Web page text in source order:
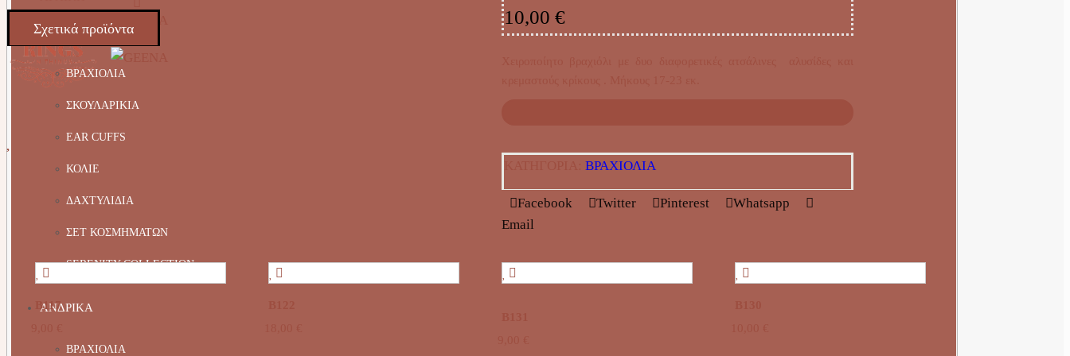
ΚΟΣΜΗΜΑΤΑ
ΒΡΑΧΙΟΛΙΑ
ΣΚΟΥΛΑΡΙΚΙΑ
EAR CUFFS
ΚΟΛΙΕ
ΔΑΧΤΥΛΙΔΙΑ
ΣΕΤ ΚΟΣΜΗΜΑΤΩΝ
SERENITY COLLECTION
ΑΝΔΡΙΚΑ
ΒΡΑΧΙΟΛΙΑ
10,00 €
ΒΡΑΧΙΟΛΙΑ
Facebook Twitter Pinterest
Whatsapp
Email
Σχετικά προϊόντα
Β117